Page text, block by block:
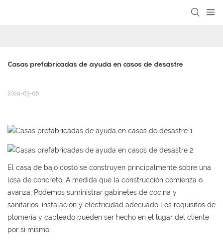
Casas prefabricadas de ayuda en casos de desastre
2024-03-08
El casa de bajo costo se construyen principalmente sobre una
losa de concreto. A medida que la construcción comienza o
avanza, Podemos suministrar gabinetes de cocina y
sanitarios. instalación y electricidad adecuado Los requisitos de
plomería y cableado pueden ser hecho en el lugar del cliente
por sí mismo.